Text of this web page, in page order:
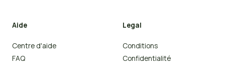
Aide
Centre d'aide
FAQ
Legal
Conditions
Confidentialité